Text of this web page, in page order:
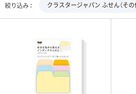
絞り込み クラスタージャパン ふせん（その